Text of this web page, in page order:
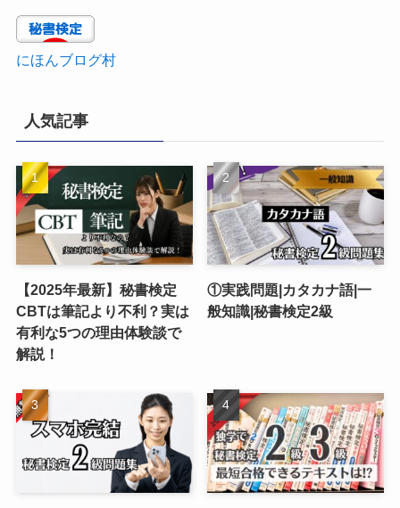
にほんブログ村
人気記事
【2025年最新】秘書検定
CBTは筆記より不利？実は
有利な5つの理由体験談で
解説！
①実践問題|カタカナ語|一
般知識|秘書検定2級